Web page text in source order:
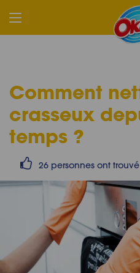
Comment
crasseux
temps ?
26 personnes ont